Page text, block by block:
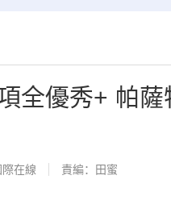
全優秀+ 帕
在線 責編：田蜜